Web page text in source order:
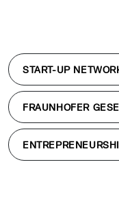
START-UP
FRAUNHOFER